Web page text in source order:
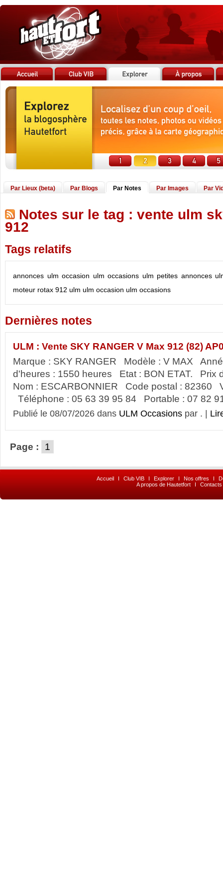
Par Lieux (beta) Par Blogs Par Notes Par Images Par
Notes sur le tag : vente ulm
912
Tags relatifs
annonces ulm occasion ulm occasions ulm petites annonces
moteur rotax 912 ulm ulm occasion ulm occasions
Dernières notes
ULM : Vente SKY RANGER V Max 912 (82)
Marque : SKY RANGER Modèle : V MAX
d'heures : 1550 heures Etat : BON ETAT.
Nom : ESCARBONNIER Code postal : 82360
Téléphone : 05 63 39 95 84 Portable : 07 82
Publié le 08/07/2026 dans ULM Occasions par . |
Page : 1
Accueil I Club VIB I Explorer I Nos offres I
A propos de Hautetfort
I Contacts